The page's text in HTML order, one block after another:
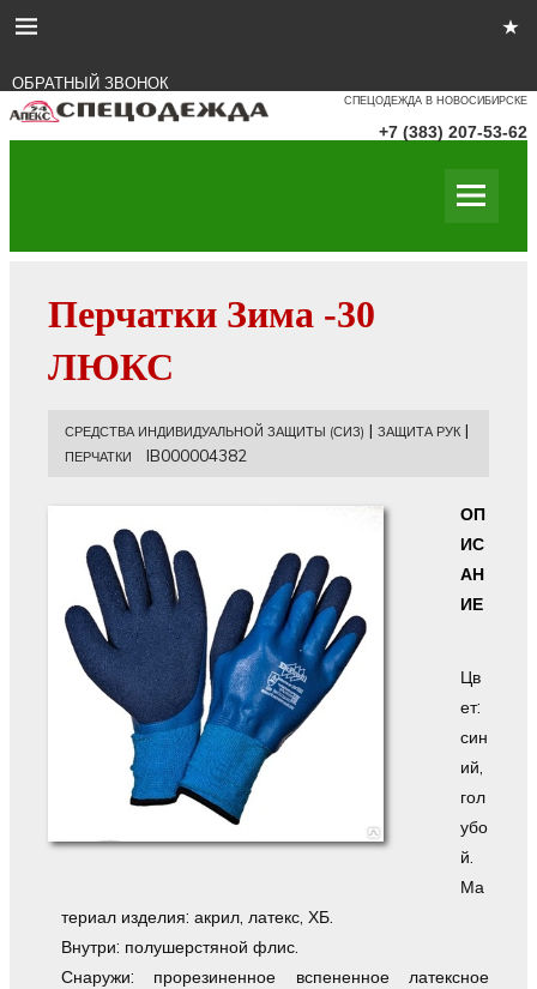
ОБРАТНЫЙ ЗВОНОК
СПЕЦОДЕЖДА В НОВОСИБИРСКЕ
+7 (383) 207-53-62
Перчатки Зима -30
ЛЮКС
СРЕДСТВА ИНДИВИДУАЛЬНОЙ ЗАЩИТЫ (СИЗ) | ЗАЩИТА РУК|
ПЕРЧАТКИ IB000004382
ОП
ИС
АН
ИЕ
Цв
ет:
син
ий,
гол
убо
й.
Ма
териал изделия: акрил, латекс, ХБ.
Внутри: полушерстяной флис.
Снаружи: прорезиненное вспененное латексное